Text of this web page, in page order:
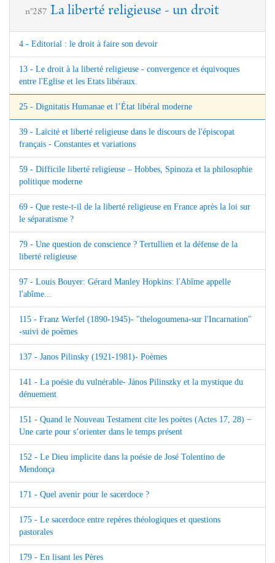
n°287 La liberté religieuse - un droit
4 - Editorial : le droit à faire son devoir
13 - Le droit à la liberté religieuse - convergence et équivoques
entre l'Eglise et les Etats libéraux.
25 - Dignitatis Humanae et l’État libéral moderne
39 - Laïcité et liberté religieuse dans le discours de l'épiscopat
français - Constantes et variations
59 - Difficile liberté religieuse – Hobbes, Spinoza et la philosophie
politique moderne
69 - Que reste-t-il de la liberté religieuse en France après la loi sur
le séparatisme ?
79 - Une question de conscience ? Tertullien et la défense de la
liberté religieuse
97 - Louis Bouyer: Gérard Manley Hopkins: l'Abîme appelle
l'abîme...
115 - Franz Werfel (1890-1945)- "thelogoumena-sur l'Incarnation"
-suivi de poèmes
137 - Janos Pilinsky (1921-1981)- Poèmes
141 - La poésie du vulnérable- János Pilinszky et la mystique du
dénuement
151 - Quand le Nouveau Testament cite les poètes (Actes 17, 28) −
Une carte pour s’orienter dans le temps présent
152 - Le Dieu implicite dans la poésie de José Tolentino de
Mendonça
171 - Quel avenir pour le sacerdoce ?
175 - Le sacerdoce entre repères théologiques et questions
pastorales
179 - En lisant les Pères